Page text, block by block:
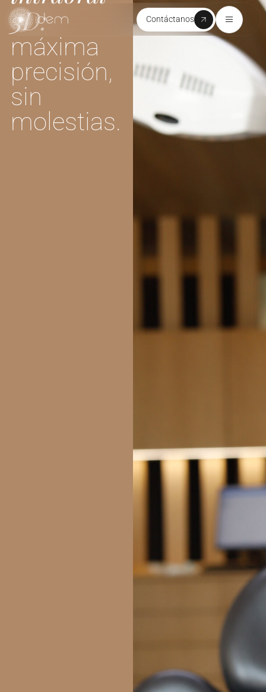
Contáctanos
3D:
máxima
precisión,
sin
molestias.